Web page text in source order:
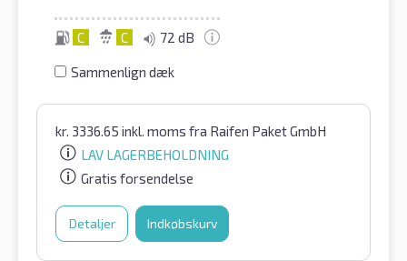
C C 72 dB
Sammenlign dæk
kr. 3336.65 inkl. moms fra Raifen Paket GmbH
LAV LAGERBEHOLDNING
Gratis forsendelse
Detaljer Indkøbskurv